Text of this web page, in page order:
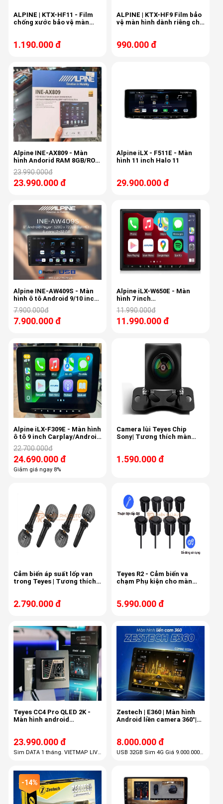
ALPINE | KTX-HF11 - Film
chống xước bảo vệ màn
1.190.000 đ
ALPINE | KTX-HF9 Film bảo
vệ màn hình dành riêng cho
990.000 đ
Alpine INE-AX809 - Màn
hình Andorid RAM 8GB/ROM
256GB
23.990.000đ
23.990.000 đ
Alpine iLX - F511E - Màn
hình 11 inch Halo 11
29.900.000 đ
Alpine INE-AW409S - Màn
hình ô tô Android 9/10 inch
- CPU 4 nhân + RAM 2GB +
ROM 32GB
7.900.000đ
7.900.000 đ
Alpine iLX-W650E - Màn
hình 7 inch
Carplay/Android Auto
11.990.000đ
11.990.000 đ
Alpine iLX-F309E - Màn hình
ô tô 9 inch Carplay/Android
Auto (Halo9)
22.700.000đ
24.690.000 đ
Giảm giá ngay 8%
Camera lùi Teyes Chip
Sony| Tương thích màn
1.590.000 đ
Cảm biến áp suất lốp van
trong Teyes | Tương thích
2.790.000 đ
Teyes R2 - Cảm biến va
chạm Phụ kiện cho màn
5.990.000 đ
Teyes CC4 Pro QLED 2K -
Màn hình android
23.990.000 đ
Sim DATA 1 tháng. VIETMAP LIVE
Zestech | E360 | Màn hình
Android liền camera 360°|
báo tốc độ, cam phạt nguội
8.000.000 đ
USB 32GB Sim 4G Giá 9.000.000
-14%